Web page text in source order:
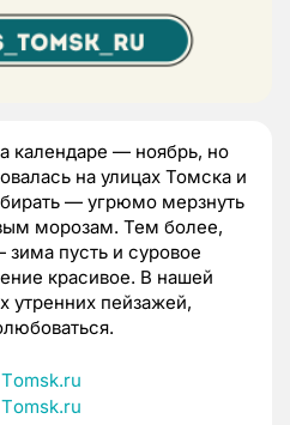
календаре — ноябрь, но
на улицах Томска и
— угрюмо мерзнуть
морозам. Тем более,
зима пусть и суровое
красивое. В нашей
утренних пейзажей,